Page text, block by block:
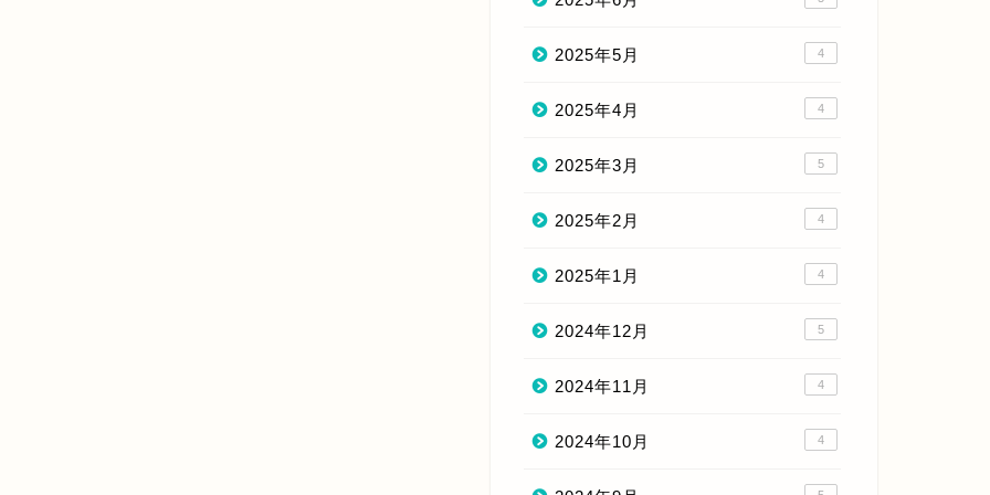
2025年5月 4
2025年4月 4
2025年3月 5
2025年2月 4
2025年1月 4
2024年12月 5
2024年11月 4
2024年10月 4